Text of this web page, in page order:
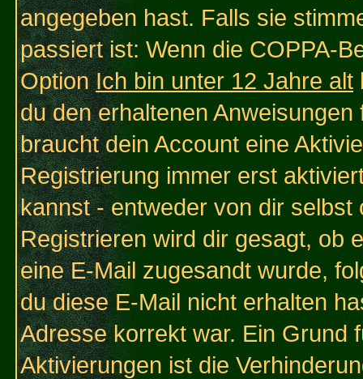
angegeben hast. Falls sie
passiert ist: Wenn die COPPA-
OptionIch bin unter 12 Jahre alt
du den erhaltenen
braucht dein Account eine
Registrierung immer erst
kannst - entweder von dir selbst
Registrieren wird dir gesagt, ob
eine E-Mail zugesandt wurde,
du diese E-Mail nicht erhalten
Adresse korrekt war. Ein Grund
Aktivierungen ist die